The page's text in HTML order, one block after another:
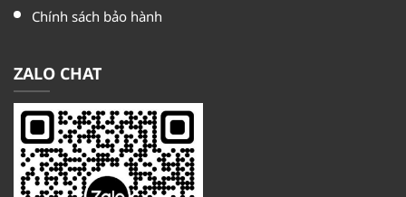
Chính sách bảo hành
ZALO CHAT